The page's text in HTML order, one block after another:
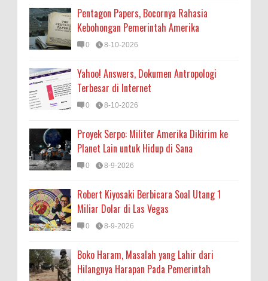
Pentagon Papers, Bocornya Rahasia
Kebohongan Pemerintah Amerika
0 8-10-2026
Yahoo! Answers, Dokumen Antropologi
Terbesar di Internet
0 8-10-2026
Proyek Serpo: Militer Amerika Dikirim ke
Planet Lain untuk Hidup di Sana
0 8-9-2026
Robert Kiyosaki Berbicara Soal Utang 1
Miliar Dolar di Las Vegas
0 8-9-2026
Boko Haram, Masalah yang Lahir dari
Hilangnya Harapan Pada Pemerintah